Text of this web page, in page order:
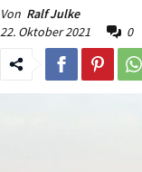
Von Ralf Julke
22. Oktober 2021
0